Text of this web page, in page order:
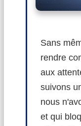
Sans
rendre
aux
suivons
nous
et qui